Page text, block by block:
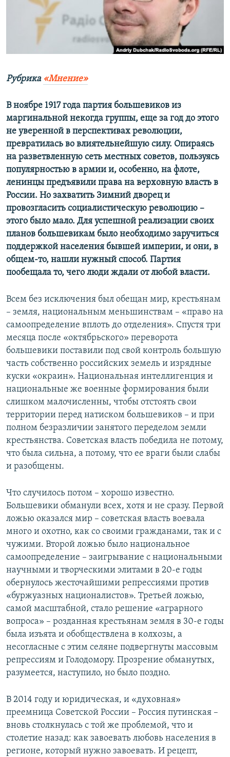
ПОБЕДИТЕЛЕЙ НЕ СУДЯТ?
КРЫМ.НЕПОКОРЕННЫЙ
ELIFBE
ПРИСОЕДИНЯЙТЕСЬ!
Все сайты RFE/RL
Рубрика «Мнение»
В ноябре 1917 года партия большевиков из
маргинальной некогда группы, еще за год до этого
не уверенной в перспективах революции,
превратилась во влиятельнейшую силу. Опираясь
на разветвленную сеть местных советов, пользуясь
популярностью в армии и, особенно, на флоте,
ленинцы предъявили права на верховную власть в
России. Но захватить Зимний дворец и
провозгласить социалистическую революцию –
этого было мало. Для успешной реализации своих
планов большевикам было необходимо заручиться
поддержкой населения бывшей империи, и они, в
общем-то, нашли нужный способ. Партия
пообещала то, чего люди ждали от любой власти.
Всем без исключения был обещан мир, крестьянам
– земля, национальным меньшинствам – «право на
самоопределение вплоть до отделения». Спустя три
месяца после «октябрьского» переворота
большевики поставили под свой контроль большую
часть собственно российских земель и изрядные
куски «окраин». Национальная интеллигенция и
национальные же военные формирования были
слишком малочисленны, чтобы отстоять свои
территории перед натиском большевиков – и при
полном безразличии занятого переделом земли
крестьянства. Советская власть победила не потому,
что была сильна, а потому, что ее враги были слабы
и разобщены.
Что случилось потом – хорошо известно.
Большевики обманули всех, хотя и не сразу. Первой
ложью оказался мир – советская власть воевала
много и охотно, как со своими гражданами, так и с
чужими. Второй ложью было национальное
самоопределение – заигрывание с национальными
научными и творческими элитами в 20-е годы
обернулось жесточайшими репрессиями против
«буржуазных националистов». Третьей ложью,
самой масштабной, стало решение «аграрного
вопроса» – розданная крестьянам земля в 30-е годы
была изъята и обобществлена в колхозы, а
несогласные с этим селяне подвергнуты массовым
репрессиям и Голодомору. Прозрение обманутых,
разумеется, наступило, но было поздно.
В 2014 году и юридическая, и «духовная»
преемница Советской России – Россия путинская –
вновь столкнулась с той же проблемой, что и
столетие назад: как завоевать любовь населения в
регионе, который нужно завоевать. И рецепт,